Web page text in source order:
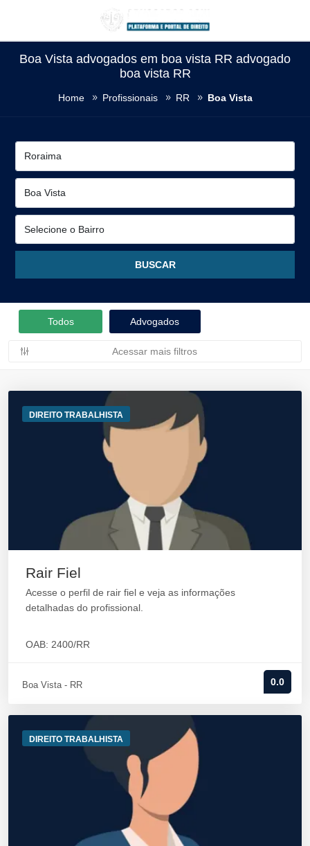
Boa Vista advogados em boa vista RR advogado
boa vista RR
Home Profissionais RR Boa Vista
Todos Advogados
Acessar mais filtros
DIREITO TRABALHISTA
Rair Fiel
Acesse o perfil de rair fiel e veja as informações
detalhadas do profissional.
OAB: 2400/RR
Boa Vista - RR 0.0
DIREITO TRABALHISTA